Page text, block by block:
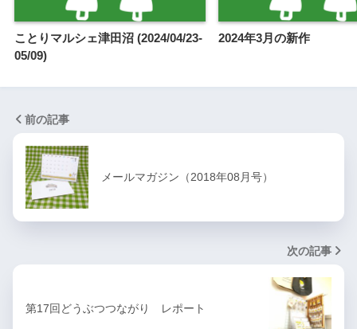
ことりマルシェ津田沼 (2024/04/23-
05/09)
2024年3月の新作
前の記事
メールマガジン（2018年08月号）
次の記事
第17回どうぶつつながり レポート